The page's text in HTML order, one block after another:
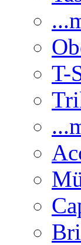
T-